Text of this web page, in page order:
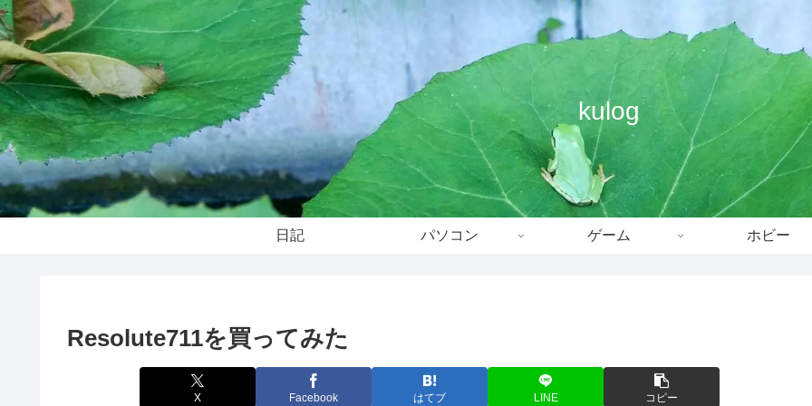
kulog
日記 パソコン ゲーム ホビー
Resolute711を買ってみた
X Facebook はてブ LINE コピー